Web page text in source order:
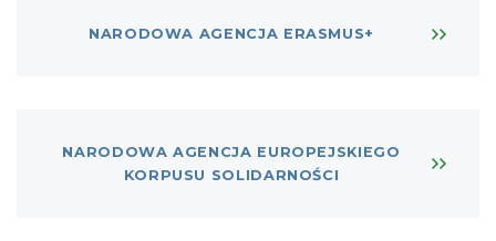
NARODOWA AGENCJA ERASMUS+
NARODOWA AGENCJA EUROPEJSKIEGO
KORPUSU SOLIDARNOŚCI